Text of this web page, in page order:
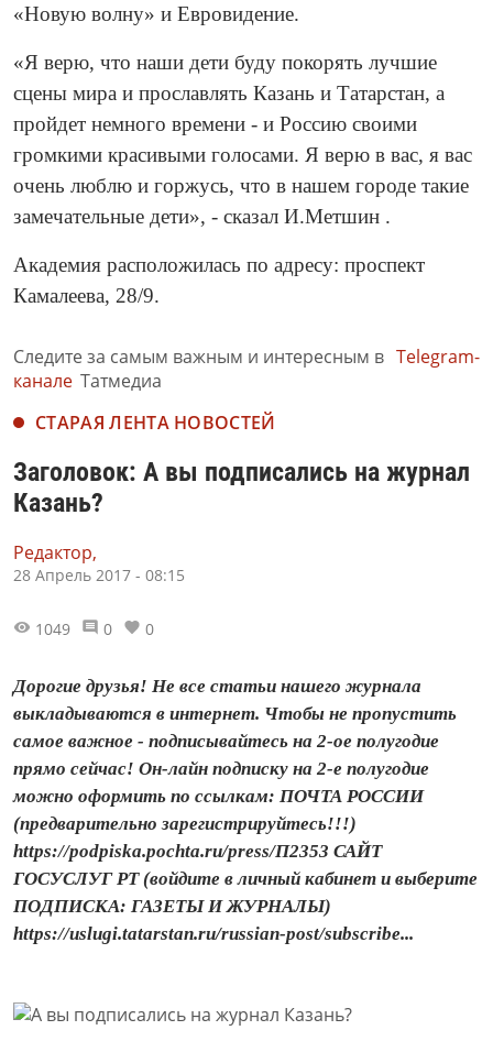
«Новую волну» и Евровидение.
«Я верю, что наши дети буду покорять лучшие
сцены мира и прославлять Казань и Татарстан, а
пройдет немного времени - и Россию своими
громкими красивыми голосами. Я верю в вас, я вас
очень люблю и горжусь, что в нашем городе такие
замечательные дети», - сказал И.Метшин .
Академия расположилась по адресу: проспект
Камалеева, 28/9.
Следите за самым важным и интересным в Telegram-
канале Татмедиа
СТАРАЯ ЛЕНТА НОВОСТЕЙ
Заголовок: А вы подписались на журнал
Казань?
Редактор,
28 Апрель 2017 - 08:15
1049 0 0
Дорогие друзья! Не все статьи нашего журнала
выкладываются в интернет. Чтобы не пропустить
самое важное - подписывайтесь на 2-ое полугодие
прямо сейчас! Он-лайн подписку на 2-е полугодие
можно оформить по ссылкам: ПОЧТА РОССИИ
(предварительно зарегистрируйтесь!!!)
https://podpiska.pochta.ru/press/П2353 САЙТ
ГОСУСЛУГ РТ (войдите в личный кабинет и выберите
ПОДПИСКА: ГАЗЕТЫ И ЖУРНАЛЫ)
https://uslugi.tatarstan.ru/russian-post/subscribe...